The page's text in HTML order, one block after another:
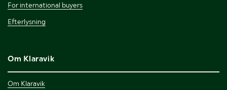
For international buyers
Efterlysning
Om Klaravik
Om Klaravik